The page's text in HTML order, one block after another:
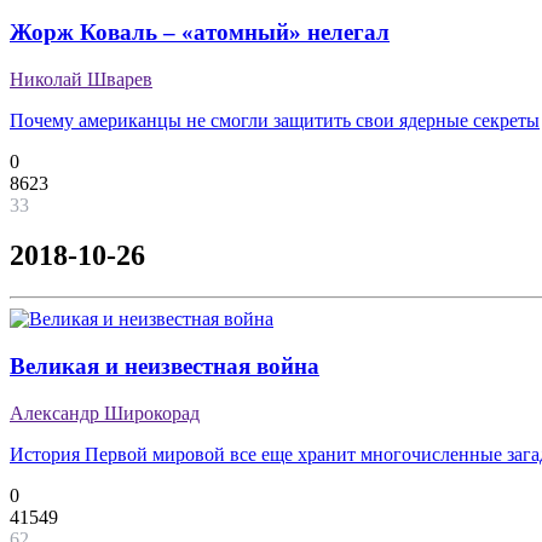
Жорж Коваль – «атомный» нелегал
Николай Шварев
Почему американцы не смогли защитить свои ядерные секреты
0
8623
33
2018-10-26
Великая и неизвестная война
Александр Широкорад
История Первой мировой все еще хранит многочисленные
0
41549